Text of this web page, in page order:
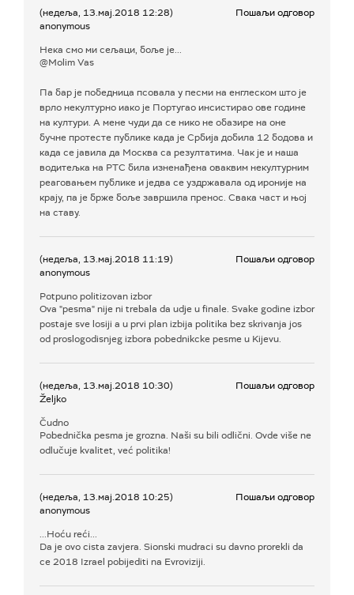
(недеља, 13.мај.2018 12:28)
anonymous
Пошаљи одговор
Нека смо ми сељаци, боље је...
@Molim Vas
Па бар је победница псовала у песми на енглеском што је
врло некултурно иако је Португао инсистирао ове године
на култури. А мене чуди да се нико не обазире на оне
бучне протесте публике када је Србија добила 12 бодова и
када се јавила да Москва са резултатима. Чак је и наша
водитељка на РТС била изненађена оваквим некултурним
реаговањем публике и једва се уздржавала од ироније на
крају, па је брже боље завршила пренос. Свака част и њој
на ставу.
(недеља, 13.мај.2018 11:19)
anonymous
Пошаљи одговор
Potpuno politizovan izbor
Ova "pesma" nije ni trebala da udje u finale. Svake godine izbor
postaje sve losiji a u prvi plan izbija politika bez skrivanja jos
od proslogodisnjeg izbora pobednikcke pesme u Kijevu.
(недеља, 13.мај.2018 10:30)
Željko
Пошаљи одговор
Čudno
Pobednička pesma je grozna. Naši su bili odlični. Ovde više ne
odlučuje kvalitet, već politika!
(недеља, 13.мај.2018 10:25)
anonymous
Пошаљи одговор
...Hoću reći...
Da je ovo cista zavjera. Sionski mudraci su davno prorekli da
ce 2018 Izrael pobijediti na Evroviziji.